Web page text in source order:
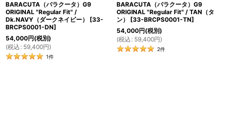
BARACUTA（バラクータ）G9
ORIGINAL "Regular Fit" /
Dk.NAVY（ダークネイビー）
[33-
BRCPS0001-DN]
54,000円(税別)
(税込 : 59,400円)
1件
BARACUTA（バラクータ）G9
ORIGINAL "Regular Fit" / TAN（タ
ン）
[33-BRCPS0001-TN]
54,000円(税別)
(税込 : 59,400円)
2件